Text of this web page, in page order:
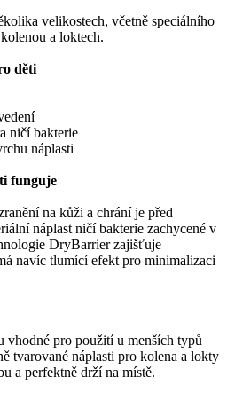
velikostech, včetně speciálního
a loktech.
děti
ničí bakterie
náplasti
funguje
na kůži a chrání je před
náplast ničí bakterie zachycené v
DryBarrier zajišťuje
navíc tlumící efekt pro minimalizaci
vhodné pro použití u menších typů
tvarované náplasti pro kolena a lokty
a perfektně drží na místě.